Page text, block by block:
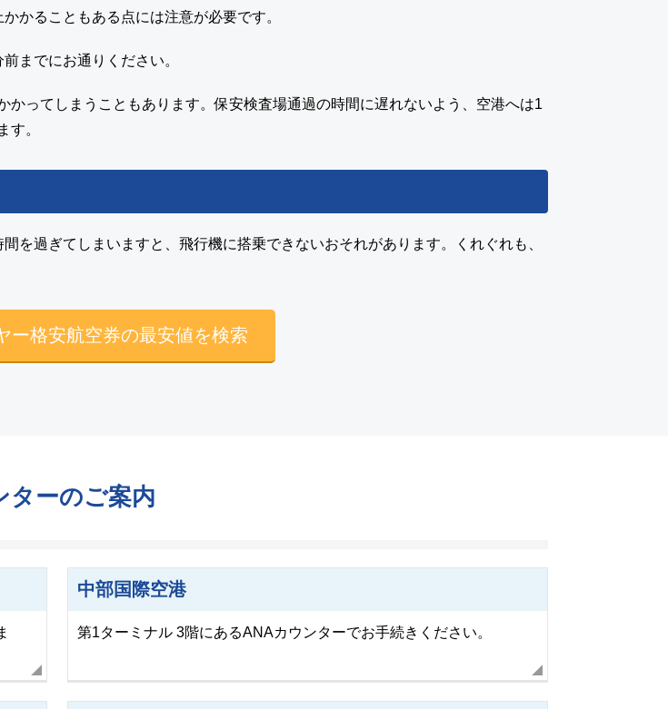
かることもある点には注意が必要です。
までにお通りください。
ってしまうこともあります。保安検査場通過の時間に遅れないよう、空港へは1
す。
を過ぎてしまいますと、飛行機に搭乗できないおそれがあります。くれぐれも、
ー格安航空券の最安値を検索
ターのご案内
中部国際空港
第1ターミナル 3階にあるANAカウンターでお手続きください。